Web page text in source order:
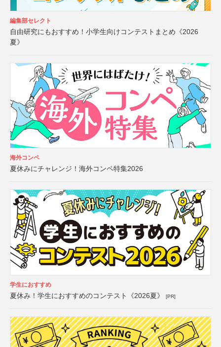
編集部セレクト
自由研究にもおすすめ！小学生向けコンテストまとめ《2026
夏》
海外コンペ
夏休みにチャレンジ！海外コンペ特集2026
学生におすすめ
夏休み！学生におすすめのコンテスト《2026夏》 [PR]